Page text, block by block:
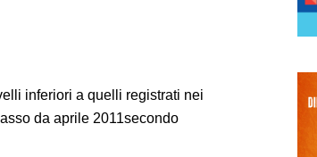
inferiori a quelli registrati nei
da aprile 2011secondo